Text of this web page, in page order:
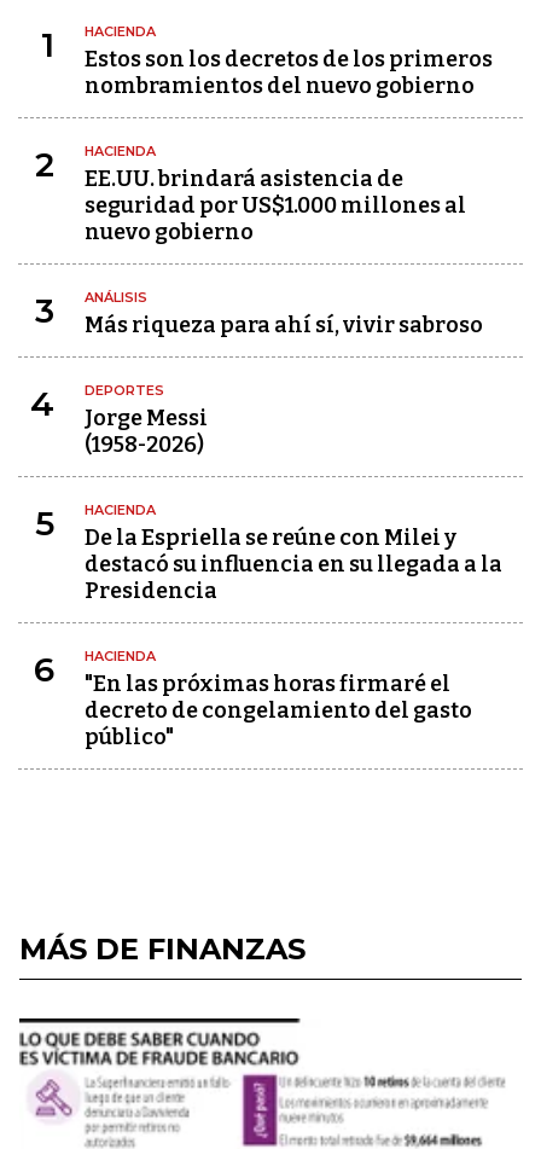
1 HACIENDA
Estos son los decretos de los primeros
nombramientos del nuevo gobierno
2 HACIENDA
EE.UU. brindará asistencia de
seguridad por US$1.000 millones al
nuevo gobierno
3 ANÁLISIS
Más riqueza para ahí sí, vivir sabroso
4 DEPORTES
Jorge Messi
(1958-2026)
5 HACIENDA
De la Espriella se reúne con Milei y
destacó su influencia en su llegada a la
Presidencia
6 HACIENDA
"En las próximas horas firmaré el
decreto de congelamiento del gasto
público"
MÁS DE FINANZAS